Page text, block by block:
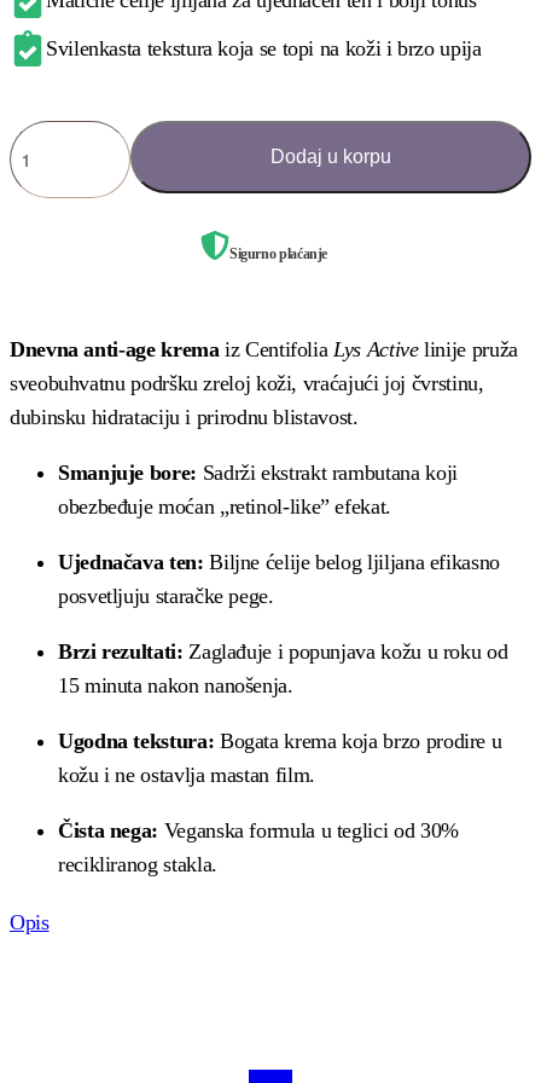
Svilenkasta tekstura koja se topi na koži i brzo upija
Dodaj u korpu
Sigurno plaćanje
Dnevna anti-age kremaiz CentifoliaLys Activelinije pruža
sveobuhvatnu podršku zreloj koži, vraćajući joj čvrstinu,
dubinsku hidrataciju i prirodnu blistavost.
Smanjuje bore: Sadrži ekstrakt rambutana koji
obezbeđuje moćan „retinol-like” efekat.
Ujednačava ten: Biljne ćelije belog ljiljana efikasno
posvetljuju staračke pege.
Brzi rezultati: Zaglađuje i popunjava kožu u roku od
15 minuta nakon nanošenja.
Ugodna tekstura: Bogata krema koja brzo prodire u
kožu i ne ostavlja mastan film.
Čista nega: Veganska formula u teglici od 30%
recikliranog stakla.
Opis